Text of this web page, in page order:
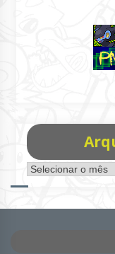
Arquivo
de